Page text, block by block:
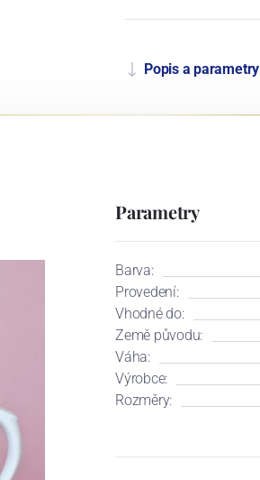
Popis a parametry
Parametry
Barva:
Provedení:
Vhodné do:
Země původu:
Váha:
Výrobce:
Rozměry: